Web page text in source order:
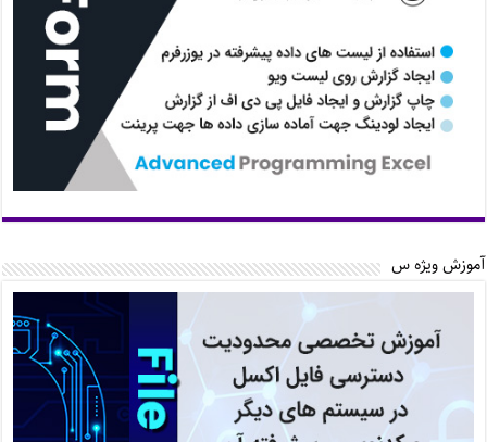
آموزش ویژه س